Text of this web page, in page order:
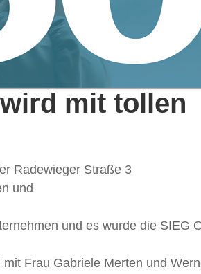
mit tollen
Radewieger Straße 3
und
und es wurde die SIEG
Frau Gabriele Merten und